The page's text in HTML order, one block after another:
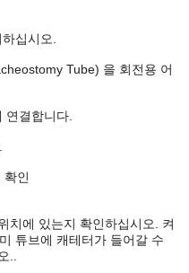
십시오.
Tube) 을 회전용 어
결합니다.
확인
치에 있는지 확인하십시오. 켜
튜브에 캐테터가 들어갈 수
..